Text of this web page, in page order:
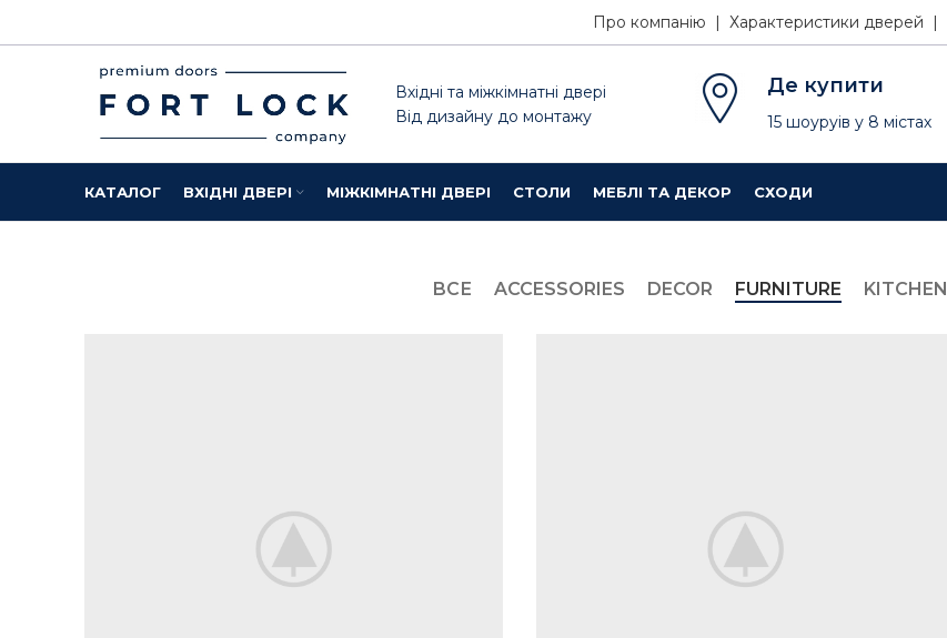
Про компанію | Характеристики дверей |
Вхідні та міжкімнатні двері
Від дизайну до монтажу
Де купити
15 шоуруів у 8 містах
КАТАЛОГ ВХІДНІ ДВЕРІ МІЖКІМНАТНІ ДВЕРІ СТОЛИ МЕБЛІ ТА ДЕКОР СХОДИ
ВСЕ ACCESSORIES DECOR FURNITURE KITCHEN